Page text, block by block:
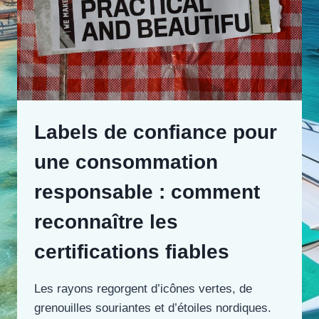
Labels de confiance pour
une consommation
responsable : comment
reconnaître les
certifications fiables
Les rayons regorgent d’icônes vertes, de
grenouilles souriantes et d’étoiles nordiques.